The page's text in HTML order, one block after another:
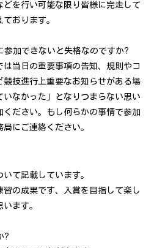
を行い可能な限り皆様に完走して
おります。
参加できないと失格なのですか?
当日の重要事項の告知、規則やコ
競技進行上重要なお知らせがある場
なかった」となりつまらない思い
ださい。もし何らかの事情で参加
にご連絡ください。
て記載しています。
の成果です、入賞を目指して楽し
ます。
?